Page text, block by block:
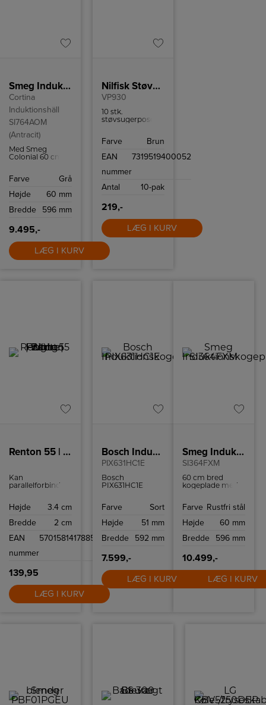
Smeg Induktionskogeplade SI764AOM
Cortina
Induktionshäll
SI764AOM
(Antracit)
Med Smeg
Colonial 60 cm
du tilberede mad
takket være 4
og flere intuitive
Quickstart og
Powerboost.
Farve
Grå
Højde
60 mm
Bredde
596 mm
9.495,-
LÆG I KURV
Nilfisk Støvsugerposer
VP930
10 stk.
støvsugerposer
GD930.
Farve
Brun
EAN
nummer
7319519400052
Antal 10-pak
219,-
LÆG I KURV
Renton 55 | Batten Light Fitting | White
Kan
parallelforbindes
Tilslutningsledning
Kontakt på
forlænges ved at
skinner
Højde
3.4 cm
Bredde
2 cm
EAN
nummer
5701581417885
139,95
LÆG I KURV
Bosch Induktionskogeplade
PIX631HC1E
Bosch
PIX631HC1E
funktioner som
PowerBoost og
gør både
og slow cooking i
weekenden
nemmere og
sjovere at lave
mad.
Farve
Sort
Højde
51 mm
Bredde
592 mm
7.599,-
LÆG I KURV
Smeg Induktionskogeplade
SI364FXM
60 cm bred
kogeplade med
effektiv
Farve Rustfri stål
Højde
60 mm
Bredde
596 mm
10.499,-
LÆG I KURV